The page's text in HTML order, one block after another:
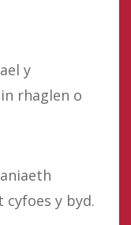
y
rhaglen o
y byd.